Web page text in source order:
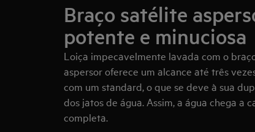
Braço satélite
potente e minuciosa
Loiça impecavelmente lavada com o
aspersor oferece um alcance até três
com um standard, o que se deve à sua
dos jatos de água. Assim, a água chega a
completa.